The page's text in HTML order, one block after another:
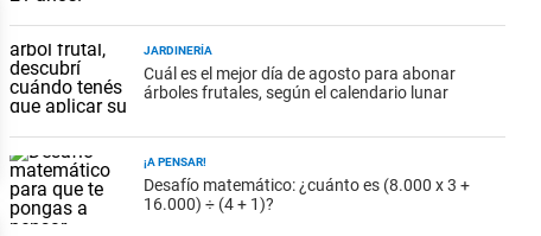
JARDINERÍA
Cuál es el mejor día de agosto para abonar
árboles frutales, según el calendario lunar
¡A PENSAR!
Desafío matemático: ¿cuánto es (8.000 x 3 +
16.000) ÷ (4 + 1)?